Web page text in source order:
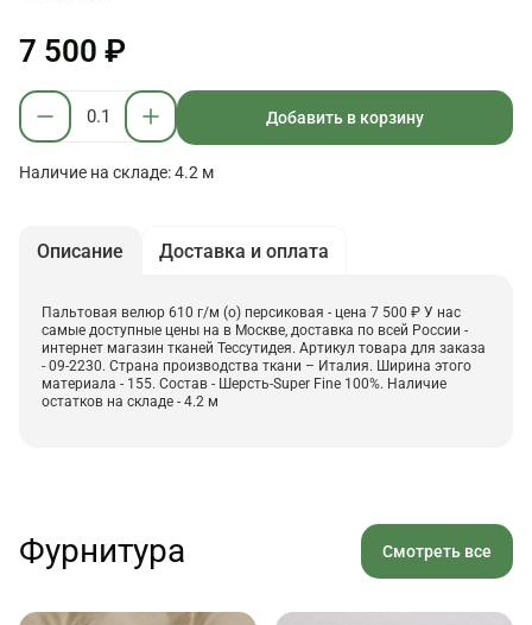
7 500 ₽
Добавить в корзину
Наличие на складе: 4.2 м
Описание Доставка и оплата
Пальтовая велюр 610 г/м (о) персиковая - цена 7 500 ₽ У нас
самые доступные цены на в Москве, доставка по всей России -
интернет магазин тканей Тессутидея. Артикул товара для заказа
- 09-2230. Страна производства ткани – Италия. Ширина этого
материала - 155. Состав - Шерсть-Super Fine 100%. Наличие
остатков на складе - 4.2 м
Фурнитура Смотреть все